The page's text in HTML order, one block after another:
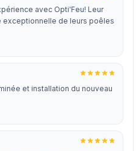
avec Opti'Feu! Leur
exceptionnelle de leurs poêles
et installation du nouveau